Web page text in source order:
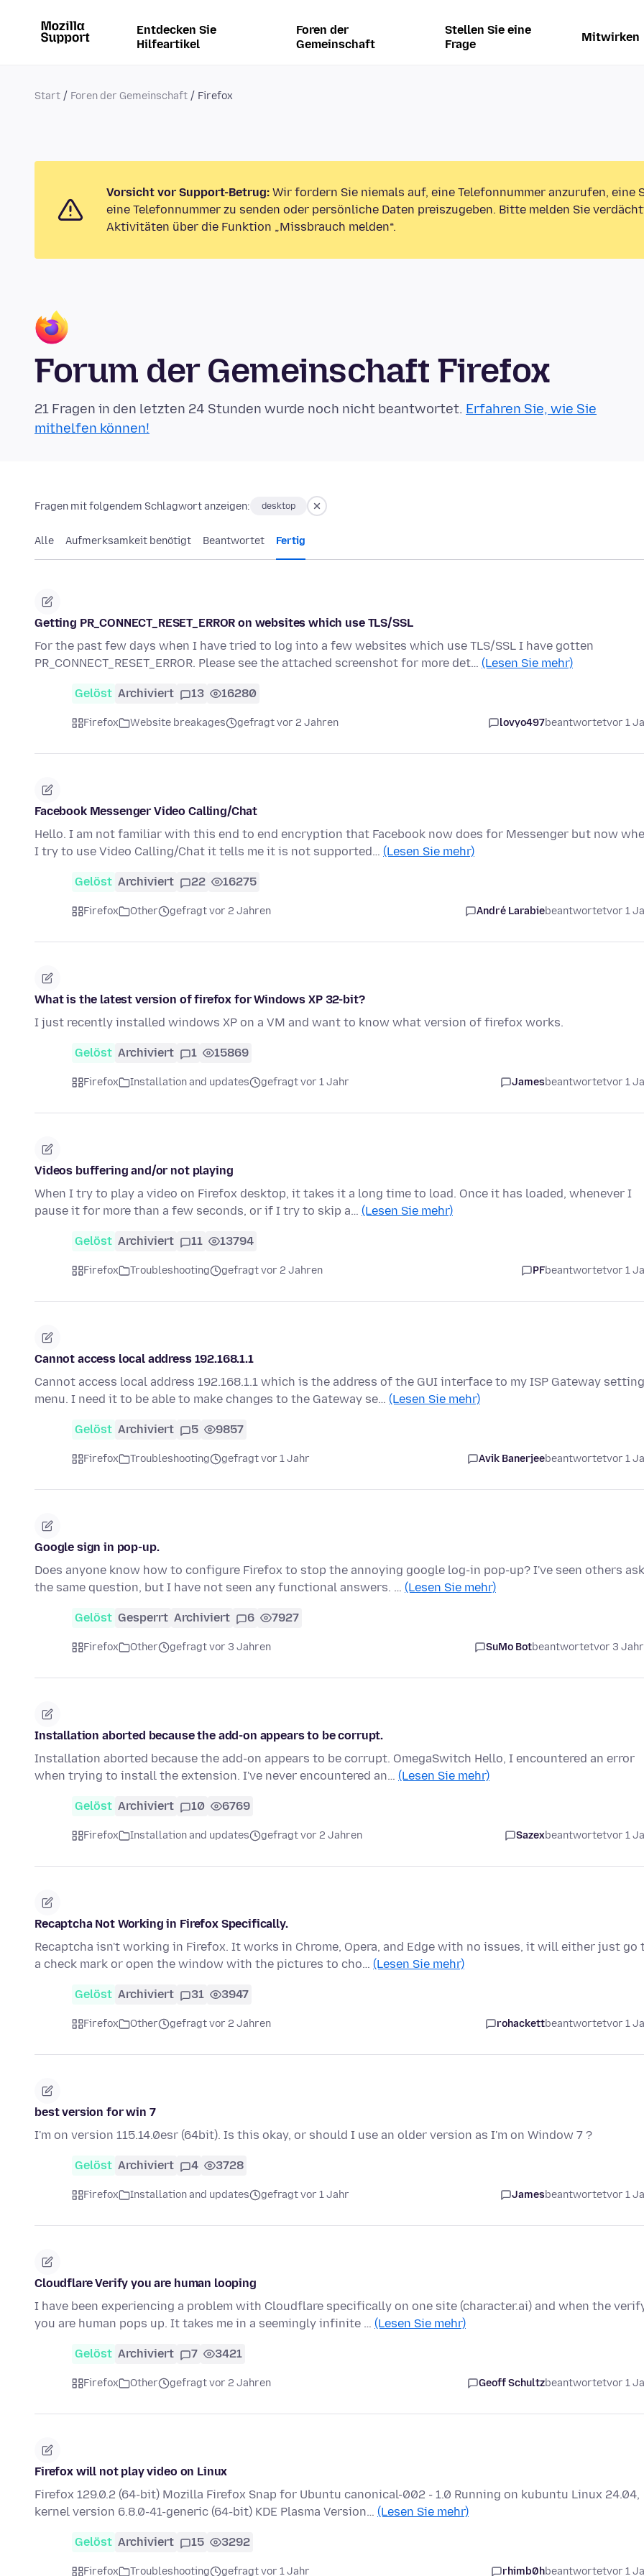
Entdecken Sie
Hilfeartikel
Foren der
Gemeinschaft
Stellen Sie eine
Frage
Mitwirken
Start Foren der Gemeinschaft Firefox
Vorsicht vor Support-Betrug: Wir fordern Sie niemals auf, eine Telefonnummer anzurufen, eine
eine Telefonnummer zu senden oder persönliche Daten preiszugeben. Bitte melden Sie
Aktivitäten über die Funktion „Missbrauch melden“.
Forum der Gemeinschaft Firefox
21 Fragen in den letzten 24 Stunden wurde noch nicht beantwortet. Erfahren Sie, wie Sie
mithelfen können!
Fragen mit folgendem Schlagwort anzeigen: desktop
Alle Aufmerksamkeit benötigt Beantwortet Fertig
Getting PR_CONNECT_RESET_ERROR on websites which use TLS/SSL
For the past few days when I have tried to log into a few websites which use TLS/SSL I have gotten
PR_CONNECT_RESET_ERROR. Please see the attached screenshot for more det… (Lesen Sie mehr)
Gelöst Archiviert 13 16280
Firefox Website breakages gefragt vor 2 Jahren lovyo497beantwortetvor 1
Facebook Messenger Video Calling/Chat
Hello. I am not familiar with this end to end encryption that Facebook now does for Messenger but now
I try to use Video Calling/Chat it tells me it is not supported… (Lesen Sie mehr)
Gelöst Archiviert 22 16275
Firefox Other gefragt vor 2 Jahren André Larabiebeantwortetvor 1
What is the latest version of firefox for Windows XP 32-bit?
I just recently installed windows XP on a VM and want to know what version of firefox works.
Gelöst Archiviert 1 15869
Firefox Installation and updates gefragt vor 1 Jahr Jamesbeantwortetvor 1
Videos buffering and/or not playing
When I try to play a video on Firefox desktop, it takes it a long time to load. Once it has loaded, whenever I
pause it for more than a few seconds, or if I try to skip a… (Lesen Sie mehr)
Gelöst Archiviert 11 13794
Firefox Troubleshooting gefragt vor 2 Jahren PFbeantwortetvor 1
Cannot access local address 192.168.1.1
Cannot access local address 192.168.1.1 which is the address of the GUI interface to my ISP Gateway
menu. I need it to be able to make changes to the Gateway se… (Lesen Sie mehr)
Gelöst Archiviert 5 9857
Firefox Troubleshooting gefragt vor 1 Jahr Avik Banerjeebeantwortetvor 1
Google sign in pop-up.
Does anyone know how to configure Firefox to stop the annoying google log-in pop-up? I've seen others ask
the same question, but I have not seen any functional answers. … (Lesen Sie mehr)
Gelöst Gesperrt Archiviert 6 7927
Firefox Other gefragt vor 3 Jahren SuMo Botbeantwortetvor 3
Installation aborted because the add-on appears to be corrupt.
Installation aborted because the add-on appears to be corrupt. OmegaSwitch Hello, I encountered an error
when trying to install the extension. I've never encountered an… (Lesen Sie mehr)
Gelöst Archiviert 10 6769
Firefox Installation and updates gefragt vor 2 Jahren Sazexbeantwortetvor 1
Recaptcha Not Working in Firefox Specifically.
Recaptcha isn't working in Firefox. It works in Chrome, Opera, and Edge with no issues, it will either just go
a check mark or open the window with the pictures to cho… (Lesen Sie mehr)
Gelöst Archiviert 31 3947
Firefox Other gefragt vor 2 Jahren rohackettbeantwortetvor 1
best version for win 7
I'm on version 115.14.0esr (64bit). Is this okay, or should I use an older version as I'm on Window 7 ?
Gelöst Archiviert 4 3728
Firefox Installation and updates gefragt vor 1 Jahr Jamesbeantwortetvor 1
Cloudflare Verify you are human looping
I have been experiencing a problem with Cloudflare specifically on one site (character.ai) and when the
you are human pops up. It takes me in a seemingly infinite … (Lesen Sie mehr)
Gelöst Archiviert 7 3421
Firefox Other gefragt vor 2 Jahren Geoff Schultzbeantwortetvor 1
Firefox will not play video on Linux
Firefox 129.0.2 (64-bit) Mozilla Firefox Snap for Ubuntu canonical-002 - 1.0 Running on kubuntu Linux 24.04,
kernel version 6.8.0-41-generic (64-bit) KDE Plasma Version… (Lesen Sie mehr)
Gelöst Archiviert 15 3292
Firefox Troubleshooting gefragt vor 1 Jahr rhimb0hbeantwortetvor 1